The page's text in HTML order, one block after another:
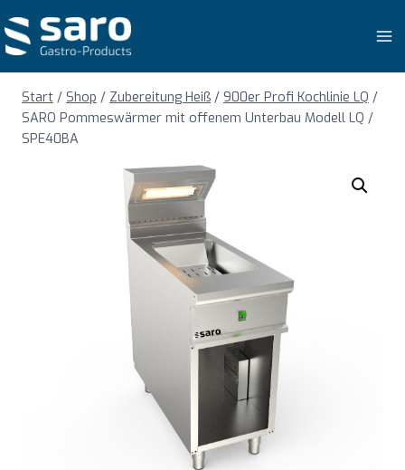
Inhalt
springen
Start / Shop / Zubereitung Heiß / 900er Profi Kochlinie LQ /
SARO Pommeswärmer mit offenem Unterbau Modell LQ /
SPE40BA